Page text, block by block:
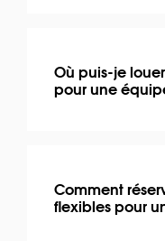
Où puis-je
pour une
Comment
flexibles pour